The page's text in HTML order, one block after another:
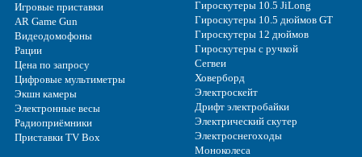
Игровые приставки
AR Game Gun
Видеодомофоны
Рации
Цена по запросу
Цифровые мультиметры
Экшн камеры
Электронные весы
Радиоприёмники
Приставки TV Box
Гироскутеры 10.5 JiLong
Гироскутеры 10.5 дюймов GT
Гироскутеры 12 дюймов
Гироскутеры с ручкой
Сегвеи
Ховерборд
Электроскейт
Дрифт электробайки
Электрический скутер
Электроснегоходы
Моноколеса